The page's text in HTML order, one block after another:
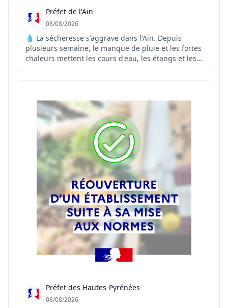
Préfet de l'Ain
08/08/2026
💧 La sécheresse s'aggrave dans l'Ain. Depuis
plusieurs semaine, le manque de pluie et les fortes
chaleurs mettent les cours d'eau, les étangs et les
situation, le préfet de l'Ain renforce les mesures de
Préfet des Hautes-Pyrénées
08/08/2026